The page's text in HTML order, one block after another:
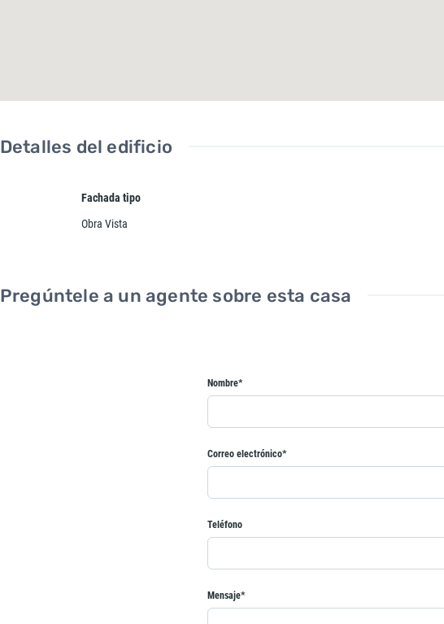
Detalles del edificio
Fachada tipo
Obra Vista
Pregúntele a un agente sobre esta casa
Nombre*
Correo electrónico*
Teléfono
Mensaje*